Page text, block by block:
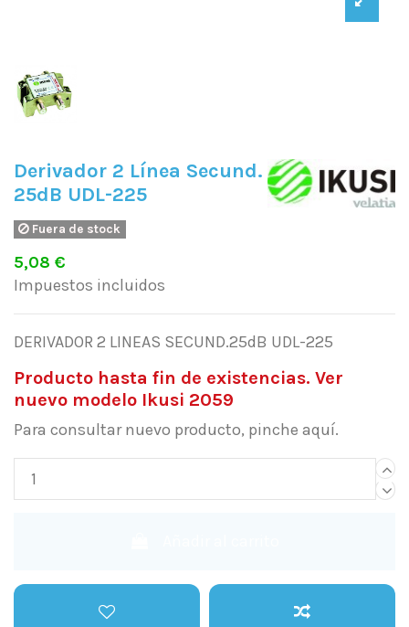
Derivador 2 Línea Secund.
25dB UDL-225
Fuera de stock
5,08 €
Impuestos incluidos
DERIVADOR 2 LINEAS SECUND.25dB UDL-225
Producto hasta fin de existencias. Ver
nuevo modelo Ikusi 2059
Para consultar nuevo producto, pinche aquí.